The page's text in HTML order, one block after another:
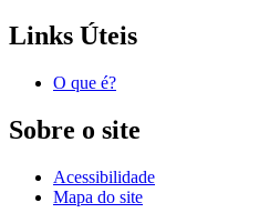
Links Úteis
O que é?
Sobre o site
Acessibilidade
Mapa do site